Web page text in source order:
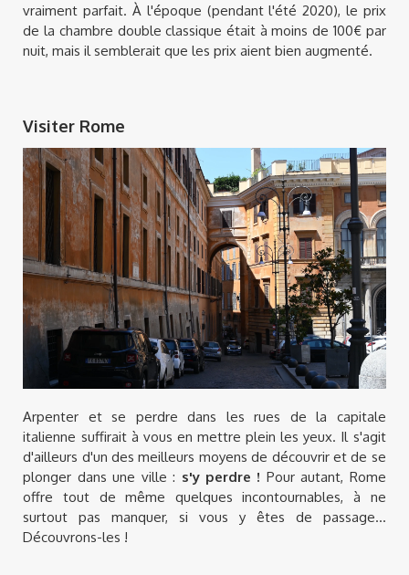
vraiment parfait. À l'époque (pendant l'été 2020), le prix
de la chambre double classique était à moins de 100€ par
nuit, mais il semblerait que les prix aient bien augmenté.
Visiter Rome
Arpenter et se perdre dans les rues de la capitale
italienne suffirait à vous en mettre plein les yeux. Il s'agit
d'ailleurs d'un des meilleurs moyens de découvrir et de se
plonger dans une ville : s'y perdre ! Pour autant, Rome
offre tout de même quelques incontournables, à ne
surtout pas manquer, si vous y êtes de passage...
Découvrons-les !